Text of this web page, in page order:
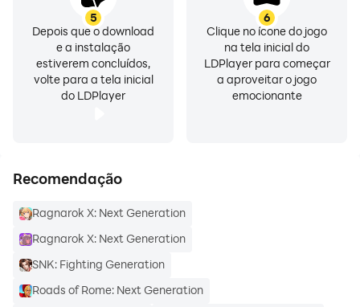
5
Depois que o download
e a instalação
estiverem concluídos,
volte para a tela inicial
do LDPlayer
6
Clique no ícone do jogo
na tela inicial do
LDPlayer para começar
a aproveitar o jogo
emocionante
Recomendação
Ragnarok X: Next Generation
Ragnarok X: Next Generation
SNK: Fighting Generation
Roads of Rome: Next Generation